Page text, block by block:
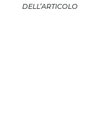
DELL’ARTICOLO